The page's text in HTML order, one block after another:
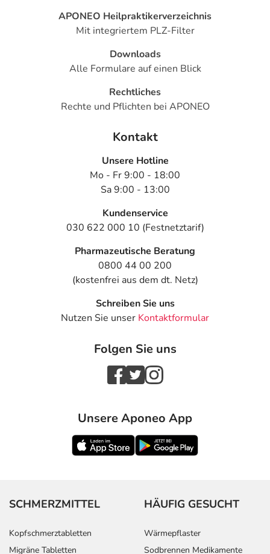
APONEO Heilpraktikerverzeichnis
Mit integriertem PLZ-Filter
Downloads
Alle Formulare auf einen Blick
Rechtliches
Rechte und Pflichten bei APONEO
Kontakt
Unsere Hotline
Mo - Fr 9:00 - 18:00
Sa 9:00 - 13:00
Kundenservice
030 622 000 10 (Festnetztarif)
Pharmazeutische Beratung
0800 44 00 200
(kostenfrei aus dem dt. Netz)
Schreiben Sie uns
Nutzen Sie unser Kontaktformular
Folgen Sie uns
Unsere Aponeo App
SCHMERZMITTEL
Kopfschmerztabletten
Migräne Tabletten
HÄUFIG GESUCHT
Wärmepflaster
Sodbrennen Medikamente